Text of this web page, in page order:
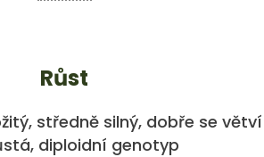
Růst
středně silný, dobře se větví
diploidní genotyp